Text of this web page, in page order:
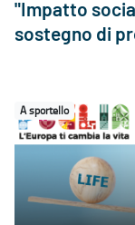
"Impatto
sostegno di
A sportello